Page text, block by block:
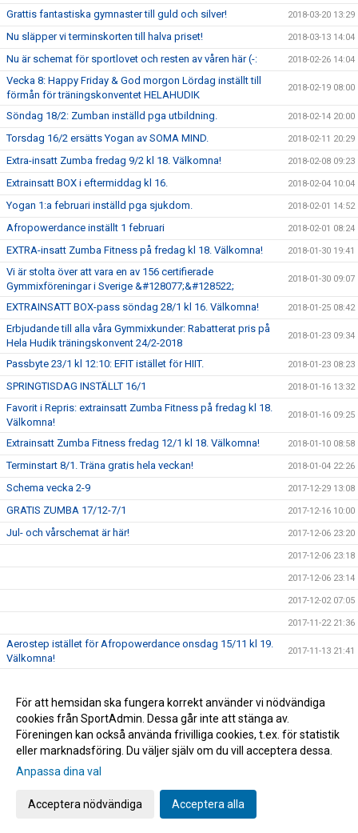
Grattis fantastiska gymnaster till guld och silver! 2018-03-20 13:29
Nu släpper vi terminskorten till halva priset! 2018-03-13 14:04
Nu är schemat för sportlovet och resten av våren här (-: 2018-02-26 14:04
Vecka 8: Happy Friday & God morgon Lördag inställt till
förmån för träningskonventet HELAHUDIK
2018-02-19 08:00
Söndag 18/2: Zumban inställd pga utbildning. 2018-02-14 20:00
Torsdag 16/2 ersätts Yogan av SOMA MIND. 2018-02-11 20:29
Extra-insatt Zumba fredag 9/2 kl 18. Välkomna! 2018-02-08 09:23
Extrainsatt BOX i eftermiddag kl 16. 2018-02-04 10:04
Yogan 1:a februari inställd pga sjukdom. 2018-02-01 14:52
Afropowerdance inställt 1 februari 2018-02-01 08:24
EXTRA-insatt Zumba Fitness på fredag kl 18. Välkomna! 2018-01-30 19:41
Vi är stolta över att vara en av 156 certifierade
Gymmixföreningar i Sverige &#128077;&#128522;
2018-01-30 09:07
EXTRAINSATT BOX-pass söndag 28/1 kl 16. Välkomna! 2018-01-25 08:42
Erbjudande till alla våra Gymmixkunder: Rabatterat pris på
Hela Hudik träningskonvent 24/2-2018
2018-01-23 09:34
Passbyte 23/1 kl 12:10: EFIT istället för HIIT. 2018-01-23 08:23
SPRINGTISDAG INSTÄLLT 16/1 2018-01-16 13:32
Favorit i Repris: extrainsatt Zumba Fitness på fredag kl 18.
Välkomna!
2018-01-16 09:25
Extrainsatt Zumba Fitness fredag 12/1 kl 18. Välkomna! 2018-01-10 08:58
Terminstart 8/1. Träna gratis hela veckan! 2018-01-04 22:26
Schema vecka 2-9 2017-12-29 13:08
GRATIS ZUMBA 17/12-7/1 2017-12-16 10:00
Jul- och vårschemat är här! 2017-12-06 23:20
2017-12-06 23:18
2017-12-06 23:14
2017-12-02 07:05
2017-11-22 21:36
Aerostep istället för Afropowerdance onsdag 15/11 kl 19.
Välkomna!
2017-11-13 21:41
2017-11-06 13:07
Prova på Pilates gratis i 6 söndagar vecka 45-50 2017-11-06 13:02
Gå till Webbversion
För att hemsidan ska fungera korrekt använder vi nödvändiga
cookies från SportAdmin. Dessa går inte att stänga av.
Föreningen kan också använda frivilliga cookies, t.ex. för statistik
eller marknadsföring. Du väljer själv om du vill acceptera dessa.
Anpassa dina val
Acceptera nödvändiga Acceptera alla